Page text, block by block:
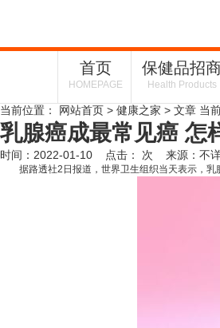
首页
HOMEPAGE
保健品招商
Health Products
当前位置： 网站首页 > 健康之家 > 文章 当
乳腺癌成最常见癌 怎
时间：2022-01-10 点击： 次 来源：不
据路透社2日报道，世界卫生组织当天表示， 乳